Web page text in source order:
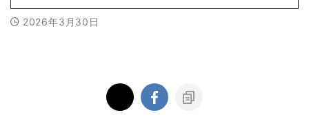
2026年3月30日